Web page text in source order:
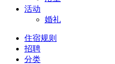
活动
婚礼
住宿规则
招聘
分类